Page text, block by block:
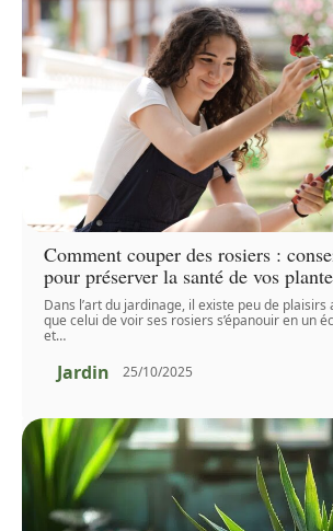
Comment couper des rosiers :
pour préserver la santé de vos
Dans l’art du jardinage, il existe peu de
que celui de voir ses rosiers s’épanouir en un
et…
Jardin 25/10/2025